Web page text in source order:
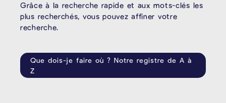
Grâce à la recherche rapide et aux mots-clés les
plus recherchés, vous pouvez affiner votre
recherche.
Que dois-je faire où ? Notre registre de A à
Z